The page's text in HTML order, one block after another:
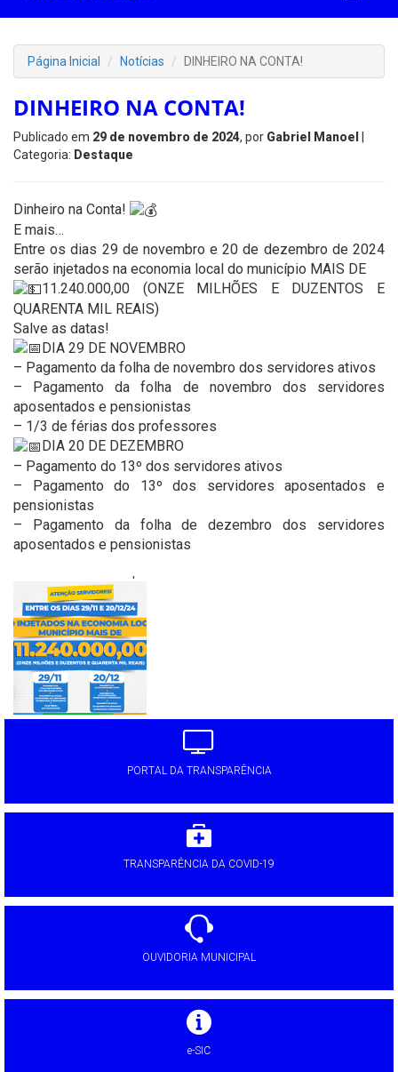
Página Inicial Notícias DINHEIRO NA CONTA!
DINHEIRO NA CONTA!
Publicado em 29 de novembro de 2024, por Gabriel Manoel
Categoria: Destaque
Dinheiro na Conta!
E mais…
Entre os dias 29 de novembro e 20 de dezembro de 2024
serão injetados na economia local do município MAIS DE
11.240.000,00 (ONZE MILHÕES E DUZENTOS E
QUARENTA MIL REAIS)
Salve as datas!
DIA 29 DE NOVEMBRO
– Pagamento da folha de novembro dos servidores ativos
– Pagamento da folha de novembro dos servidores
aposentados e pensionistas
– 1/3 de férias dos professores
DIA 20 DE DEZEMBRO
– Pagamento do 13º dos servidores ativos
– Pagamento do 13º dos servidores aposentados e
pensionistas
– Pagamento da folha de dezembro dos servidores
aposentados e pensionistas
PORTAL DA TRANSPARÊNCIA
TRANSPARÊNCIA DA COVID-19
OUVIDORIA MUNICIPAL
e-SIC
'